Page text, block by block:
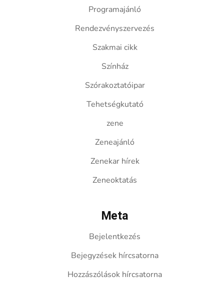
Programajánló
Rendezvényszervezés
Szakmai cikk
Színház
Szórakoztatóipar
Tehetségkutató
zene
Zeneajánló
Zenekar hírek
Zeneoktatás
Meta
Bejelentkezés
Bejegyzések hírcsatorna
Hozzászólások hírcsatorna